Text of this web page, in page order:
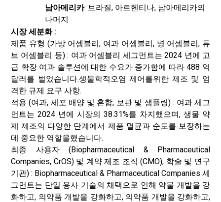
남아메리카: 브라질, 아르헨티나, 남아메리카의
나머지
시장 세분화 :
제품 유형 (가방 어셈블리, 여과 어셈블리, 병 어셈블리, 튜
브 어셈블리 등) : 여과 어셈블리 세그먼트는 2024 년에 고
급 확장 여과 솔루션에 대한 수요가 증가함에 따라 488 억
달러를 벌었습니다.생물학적오염 제어를위한 제조 및 엄
격한 규제 요구 사항.
적용 (여과, 세포 배양 및 혼합, 보관 및 샘플링) : 여과 세그
먼트는 2024 년에 시장의 38.31%를 차지했으며, 생물 약
제 제조의 다양한 단계에서 제품 멸균과 순도를 보장하는
데 중요한 역할을했습니다.
최종 사용자 (Biopharmaceutical & Pharmaceutical
Companies, CrOS) 및 계약 제조 조직 (CMO), 학술 및 연구
기관) : Biopharmaceutical & Pharmaceutical Companies 세
그먼트는 단일 용사 기술의 채택으로 인해 약물 개발을 강
화하고, 의약품 개발을 강화하고, 의약품 개발을 강화하고,